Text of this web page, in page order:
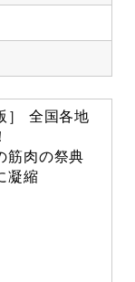
］ 全国各地
筋肉の祭典
凝縮